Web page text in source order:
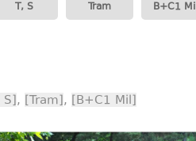
T, S Tram B+C1 Mil
S], [Tram], [B+C1 Mil]